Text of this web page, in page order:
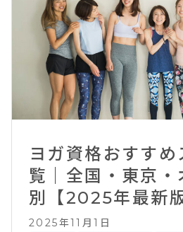
ヨガ資格おすすめ
覧｜全国・東京・
別【2025年最新版
2025年11月1日